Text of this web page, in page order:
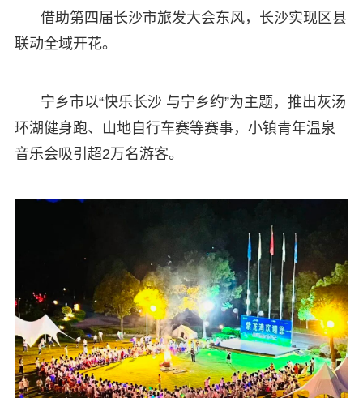
借助第四届长沙市旅发大会东风，长沙实现区县
联动全域开花。
宁乡市以“快乐长沙 与宁乡约”为主题，推出灰汤
环湖健身跑、山地自行车赛等赛事，小镇青年温泉
音乐会吸引超2万名游客。